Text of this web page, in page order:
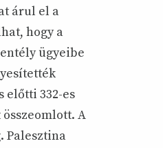
árul el a
hogy a
ügyeibe
előtti 332-es
A
Palesztina